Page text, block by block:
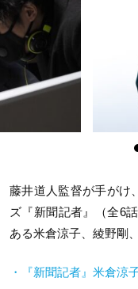
藤井道人監督が手がけ
ズ『新聞記者』（全6
ある米倉涼子、綾野剛
・『新聞記者』米倉涼